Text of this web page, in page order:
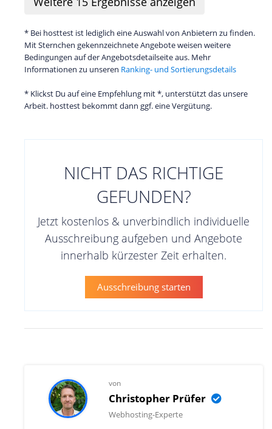
* Bei hosttest ist lediglich eine Auswahl von Anbietern zu finden.
Mit Sternchen gekennzeichnete Angebote weisen weitere
Bedingungen auf der Angebotsdetailseite aus. Mehr
Informationen zu unseren Ranking- und Sortierungsdetails
* Klickst Du auf eine Empfehlung mit *, unterstützt das unsere
Arbeit. hosttest bekommt dann ggf. eine Vergütung.
NICHT DAS RICHTIGE
GEFUNDEN?
Jetzt kostenlos & unverbindlich individuelle
Ausschreibung aufgeben und Angebote
innerhalb kürzester Zeit erhalten.
Ausschreibung starten
von
Christopher Prüfer
Webhosting-Experte